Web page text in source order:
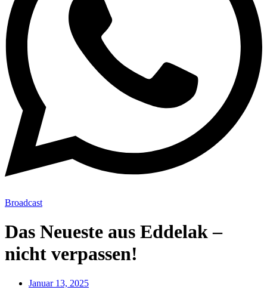
Broadcast
Das Neueste aus Eddelak –
nicht verpassen!
Januar 13, 2025